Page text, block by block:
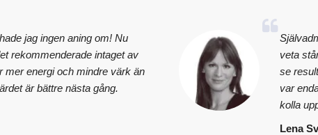
jag ingen aning om! Nu
rekommenderade intaget av
mer energi och mindre värk än
är bättre nästa gång.
veta
se
var
kolla
Lena